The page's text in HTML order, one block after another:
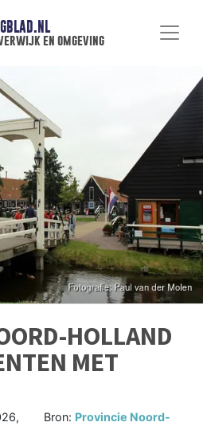
en omgeving
HOLLAND
MET
Bron: Provincie Noord-